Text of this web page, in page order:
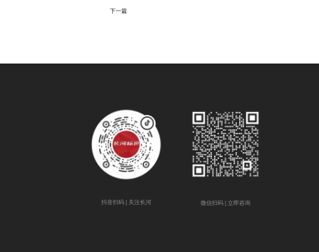
下一篇
抖音扫码| 关注长河 微信扫码 | 立即咨询